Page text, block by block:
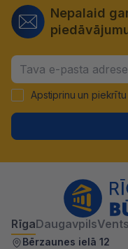
Nepalaid
Apstiprinu un piekrītu
RīgaDaugavpils
Bērzaunes ielā 12